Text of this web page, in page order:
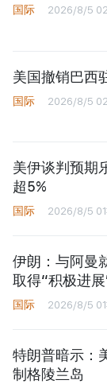
国际 2026/8/5
美国撤销巴西
国际 2026/8/5
美伊谈判预期
超5%
国际 2026/8/5
伊朗：与阿曼
取得“积极进展
国际 2026/8/5
特朗普暗示：
制格陵兰岛